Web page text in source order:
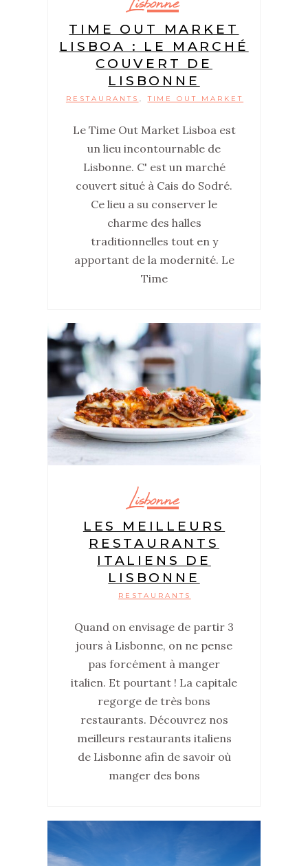
TIME OUT MARKET
LISBOA : LE MARCHÉ
COUVERT DE
LISBONNE
RESTAURANTS TIME OUT MARKET
Le Time Out Market Lisboa est
un lieu incontournable de
Lisbonne. C' est un marché
couvert situé à Cais do Sodré.
Ce lieu a su conserver le
charme des halles
traditionnelles tout en y
apportant de la modernité. Le
Time
Lisbonne
LES MEILLEURS
RESTAURANTS
ITALIENS DE
LISBONNE
RESTAURANTS
Quand on envisage de partir 3
jours à Lisbonne, on ne pense
pas forcément à manger
italien. Et pourtant ! La capitale
regorge de très bons
restaurants. Découvrez nos
meilleurs restaurants italiens
de Lisbonne afin de savoir où
manger des bons